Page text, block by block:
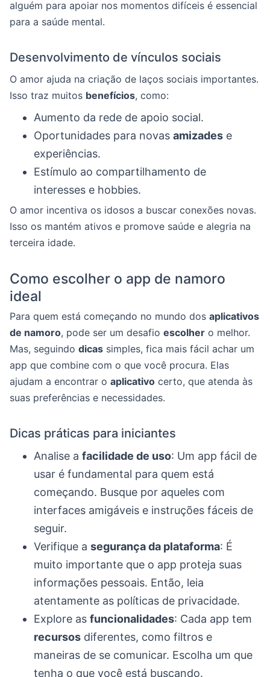
alguém para apoiar nos momentos difíceis é essencial
para a saúde mental.
Desenvolvimento de vínculos sociais
O amor ajuda na criação de laços sociais importantes.
Isso traz muitos benefícios, como:
Aumento da rede de apoio social.
Oportunidades para novas amizades e
experiências.
Estímulo ao compartilhamento de
interesses e hobbies.
O amor incentiva os idosos a buscar conexões novas.
Isso os mantém ativos e promove saúde e alegria na
terceira idade.
Como escolher o app de namoro
ideal
Para quem está começando no mundo dos aplicativos
de namoro, pode ser um desafio escolher o melhor.
Mas, seguindo dicas simples, fica mais fácil achar um
app que combine com o que você procura. Elas
ajudam a encontrar o aplicativo certo, que atenda às
suas preferências e necessidades.
Dicas práticas para iniciantes
Analise a facilidade de uso: Um app fácil de
usar é fundamental para quem está
começando. Busque por aqueles com
interfaces amigáveis e instruções fáceis de
seguir.
Verifique a segurança da plataforma: É
muito importante que o app proteja suas
informações pessoais. Então, leia
atentamente as políticas de privacidade.
Explore as funcionalidades: Cada app tem
recursos diferentes, como filtros e
maneiras de se comunicar. Escolha um que
tenha o que você está buscando.